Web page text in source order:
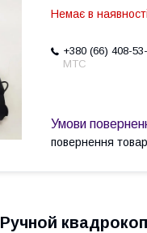
Немає в наявності
+380 (66) 408-
МТС
повернення
Ручной